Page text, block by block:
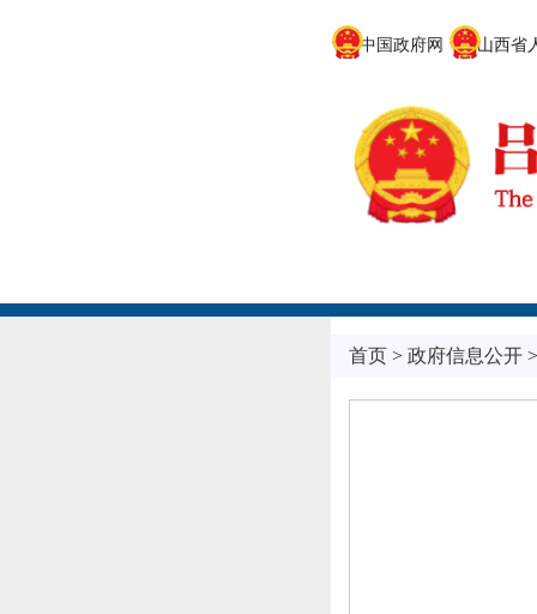
中国政府网 山西省人
首页> 政府信息公开